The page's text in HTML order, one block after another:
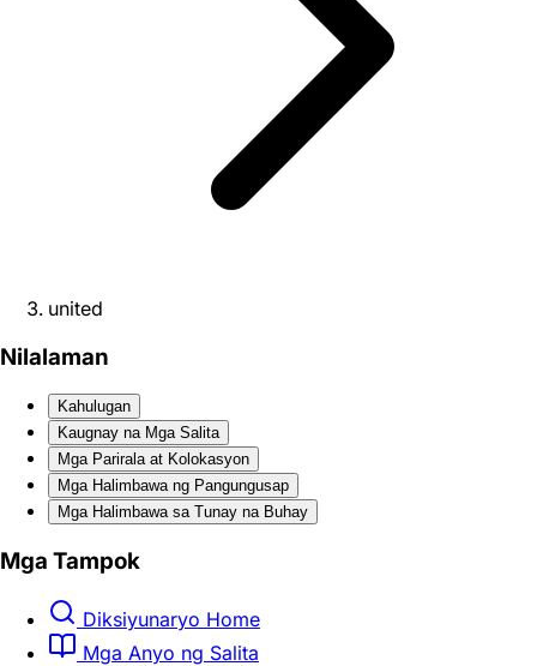
united
Nilalaman
Kahulugan
Kaugnay na Mga Salita
Mga Parirala at Kolokasyon
Mga Halimbawa ng Pangungusap
Mga Halimbawa sa Tunay na Buhay
Mga Tampok
Diksiyunaryo Home
Mga Anyo ng Salita